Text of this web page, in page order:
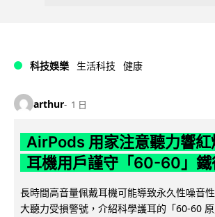
科技娛樂 生活科技 健康
arthur 1 日
AirPods 用家注意聽力響紅
耳機用戶謹守「60-60」鐵
長時間高音量佩戴耳機可能導致永久性噪音
大聽力受損警號，介紹科學護耳的「60-60